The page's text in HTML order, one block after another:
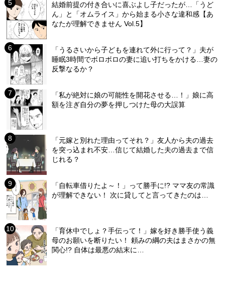
結婚前提の付き合いに喜ぶよし子だったが…「うど
ん」と「オムライス」から始まる小さな違和感【あ
なたが理解できません Vol.5】
「うるさいから子どもを連れて外に行って？」夫が
睡眠3時間でボロボロの妻に追い打ちをかける…妻の
反撃なるか？
「私が絶対に娘の可能性を開花させる…！」娘に高
額を注ぎ自分の夢を押しつけた母の大誤算
「元嫁と別れた理由ってそれ？」友人から夫の過去
を突っ込まれ不安…信じて結婚した夫の過去まで信
じれる？
「自転車借りたよ～！」って勝手に!? ママ友の常識
が理解できない！ 次に貸してと言ってきたのは…
「育休中でしょ？手伝って！」嫁を好き勝手使う義
母のお願いを断りたい！ 頼みの綱の夫はまさかの無
関心!? 自体は最悪の結末に…